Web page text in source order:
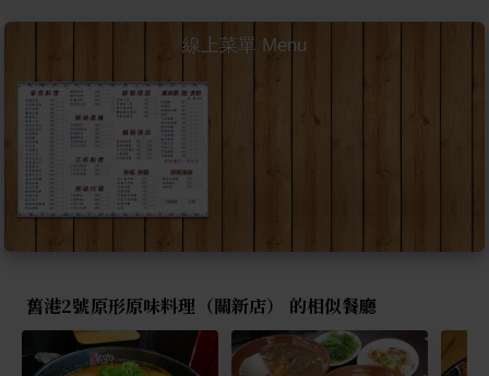
線上菜單 Menu
舊港2號原形原味料理（關新店） 的相似餐廳